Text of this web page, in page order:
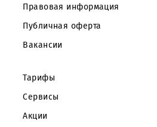
Корпоративным клиентам
О компании
Партнерам
Правовая информация
Публичная оферта
Вакансии